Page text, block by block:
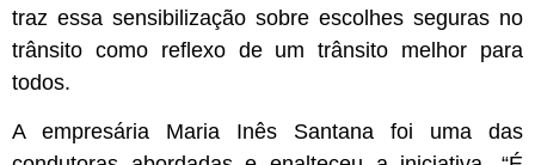
traz essa sensibilização sobre escolhes seguras no
trânsito como reflexo de um trânsito melhor para
todos.
A empresária Maria Inês Santana foi uma das